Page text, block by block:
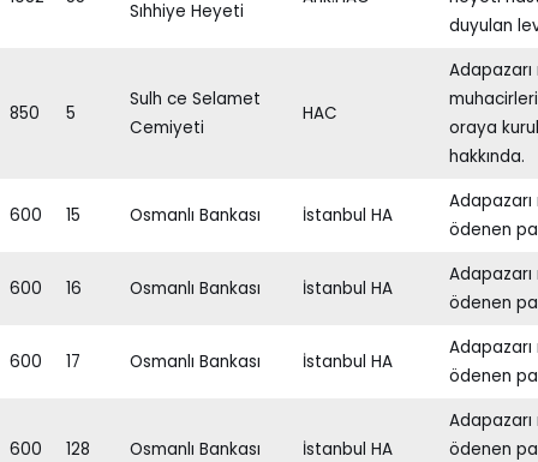
Sıhhiye Heyeti
duyulan
850 5
Sulh ce Selamet
Cemiyeti
HAC
oraya
hakkında.
600 15 Osmanlı Bankası İstanbul HA
ödenen
600 16 Osmanlı Bankası İstanbul HA
ödenen
600 17 Osmanlı Bankası İstanbul HA
ödenen
600 128 Osmanlı Bankası İstanbul HA
ödenen